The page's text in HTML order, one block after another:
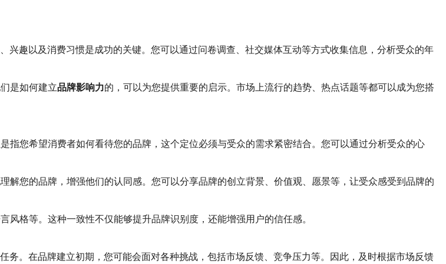
兴趣以及消费习惯是成功的关键。您可以通过问卷调查、社交媒体互动等方式收集信息，分析受众的年
是如何建立品牌影响力的，可以为您提供重要的启示。市场上流行的趋势、热点话题等都可以成为您搭
指您希望消费者如何看待您的品牌，这个定位必须与受众的需求紧密结合。您可以通过分析受众的心
解您的品牌，增强他们的认同感。您可以分享品牌的创立背景、价值观、愿景等，让受众感受到品牌的
格等。这种一致性不仅能够提升品牌识别度，还能增强用户的信任感。
务。在品牌建立初期，您可能会面对各种挑战，包括市场反馈、竞争压力等。因此，及时根据市场反馈